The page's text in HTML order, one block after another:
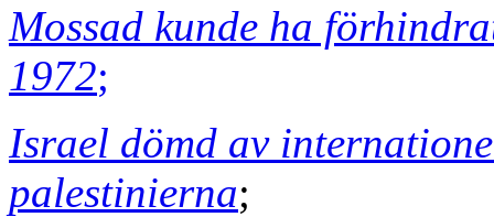
Mossad kunde ha
1972;
Israel dömd av
palestinierna;